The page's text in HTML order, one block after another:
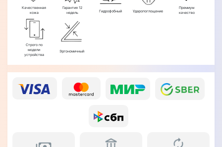
Качественная
кожа
Гарантия 12
недель
Гидрофобный Ударопоглощение
Премиум
качество
Строго по
модели
устройства
Эргономичный